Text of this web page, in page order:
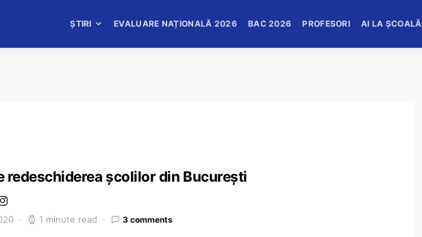
ȘTIRI EVALUARE NAȚIONALĂ 2026 BAC 2026 PROFESORI AI LA ȘCOALĂ
redeschiderea școlilor din București
1 minute read 3 comments